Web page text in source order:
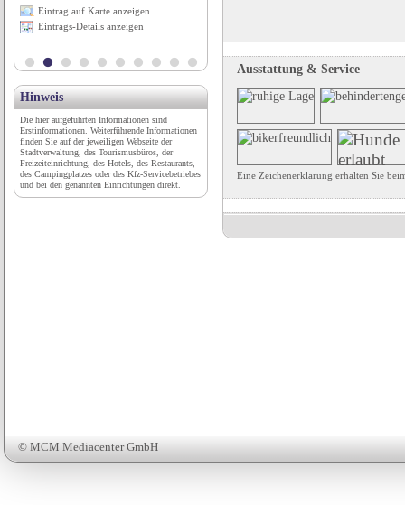
Ausstattung & Service
Eine Zeichenerklärung erhalten Sie
© MCM Mediacenter GmbH
Eintrag auf Karte anzeigen
Eintrags-Details anzeigen
Hinweis
Die hier aufgeführten Informationen sind
Erstinformationen. Weiterführende Informationen
finden Sie auf der jeweiligen Webseite der
Stadtverwaltung, des Tourismusbüros, der
Freizeiteinrichtung, des Hotels, des Restaurants,
des Campingplatzes oder des Kfz-Servicebetriebes
und bei den genannten Einrichtungen direkt.